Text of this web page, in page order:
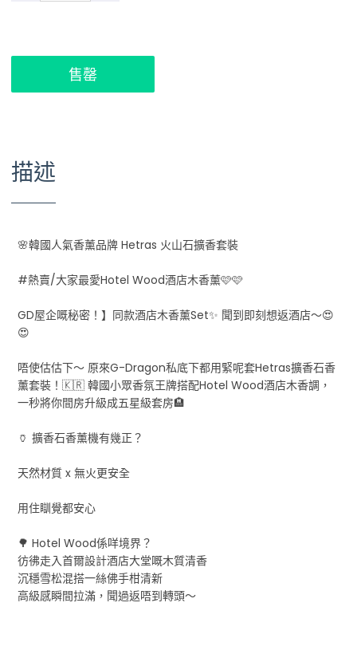
售罄
描述
🌸韓國人氣香薰品牌 Hetras 火山石擴香套裝
#熱賣/大家最愛Hotel Wood酒店木香薰🩷🩷
GD屋企嘅秘密！】同款酒店木香薰Set✨ 聞到即刻想返酒店～😍
😍
唔使估估下～ 原來G-Dragon私底下都用緊呢套Hetras擴香石香
薰套裝！🇰🇷 韓國小眾香氛王牌搭配Hotel Wood酒店木香調，
一秒將你間房升級成五星級套房🏨
🏺 擴香石香薰機有幾正？
天然材質 x 無火更安全
用住瞓覺都安心
🌳 Hotel Wood係咩境界？
彷彿走入首爾設計酒店大堂嘅木質清香
沉穩雪松混搭一絲佛手柑清新
高級感瞬間拉滿，聞過返唔到轉頭～